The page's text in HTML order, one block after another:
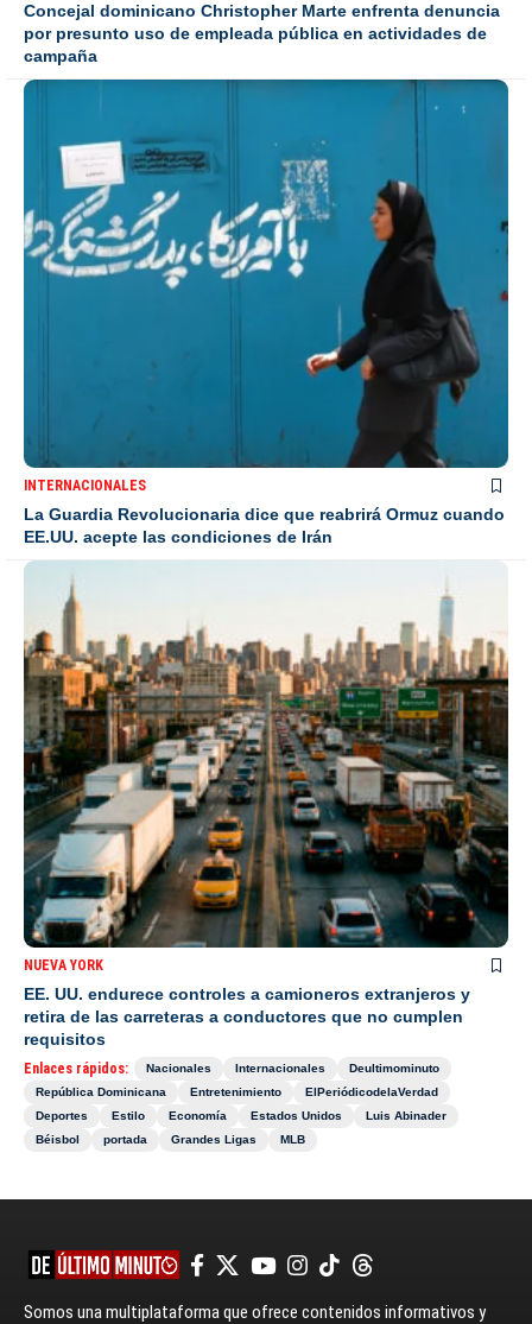
Concejal dominicano Christopher Marte enfrenta denuncia
por presunto uso de empleada pública en actividades de
campaña
INTERNACIONALES
La Guardia Revolucionaria dice que reabrirá Ormuz cuando
EE.UU. acepte las condiciones de Irán
NUEVA YORK
EE. UU. endurece controles a camioneros extranjeros y
retira de las carreteras a conductores que no cumplen
requisitos
Enlaces rápidos: Nacionales Internacionales
Deultimominuto
República Dominicana
Entretenimiento
ElPeriódicodelaVerdad
Deportes
Estilo Economía Estados Unidos
Luis Abinader
Béisbol
portada Grandes Ligas MLB
Somos una multiplataforma que ofrece contenidos informativos y